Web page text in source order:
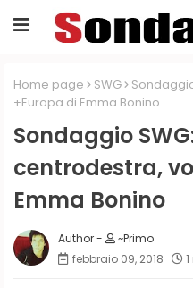
Home page SWG
+Europa di Emma Bonino
Sondaggio
centrodestra,
Emma Bonino
~Primo
febbraio 09, 2018